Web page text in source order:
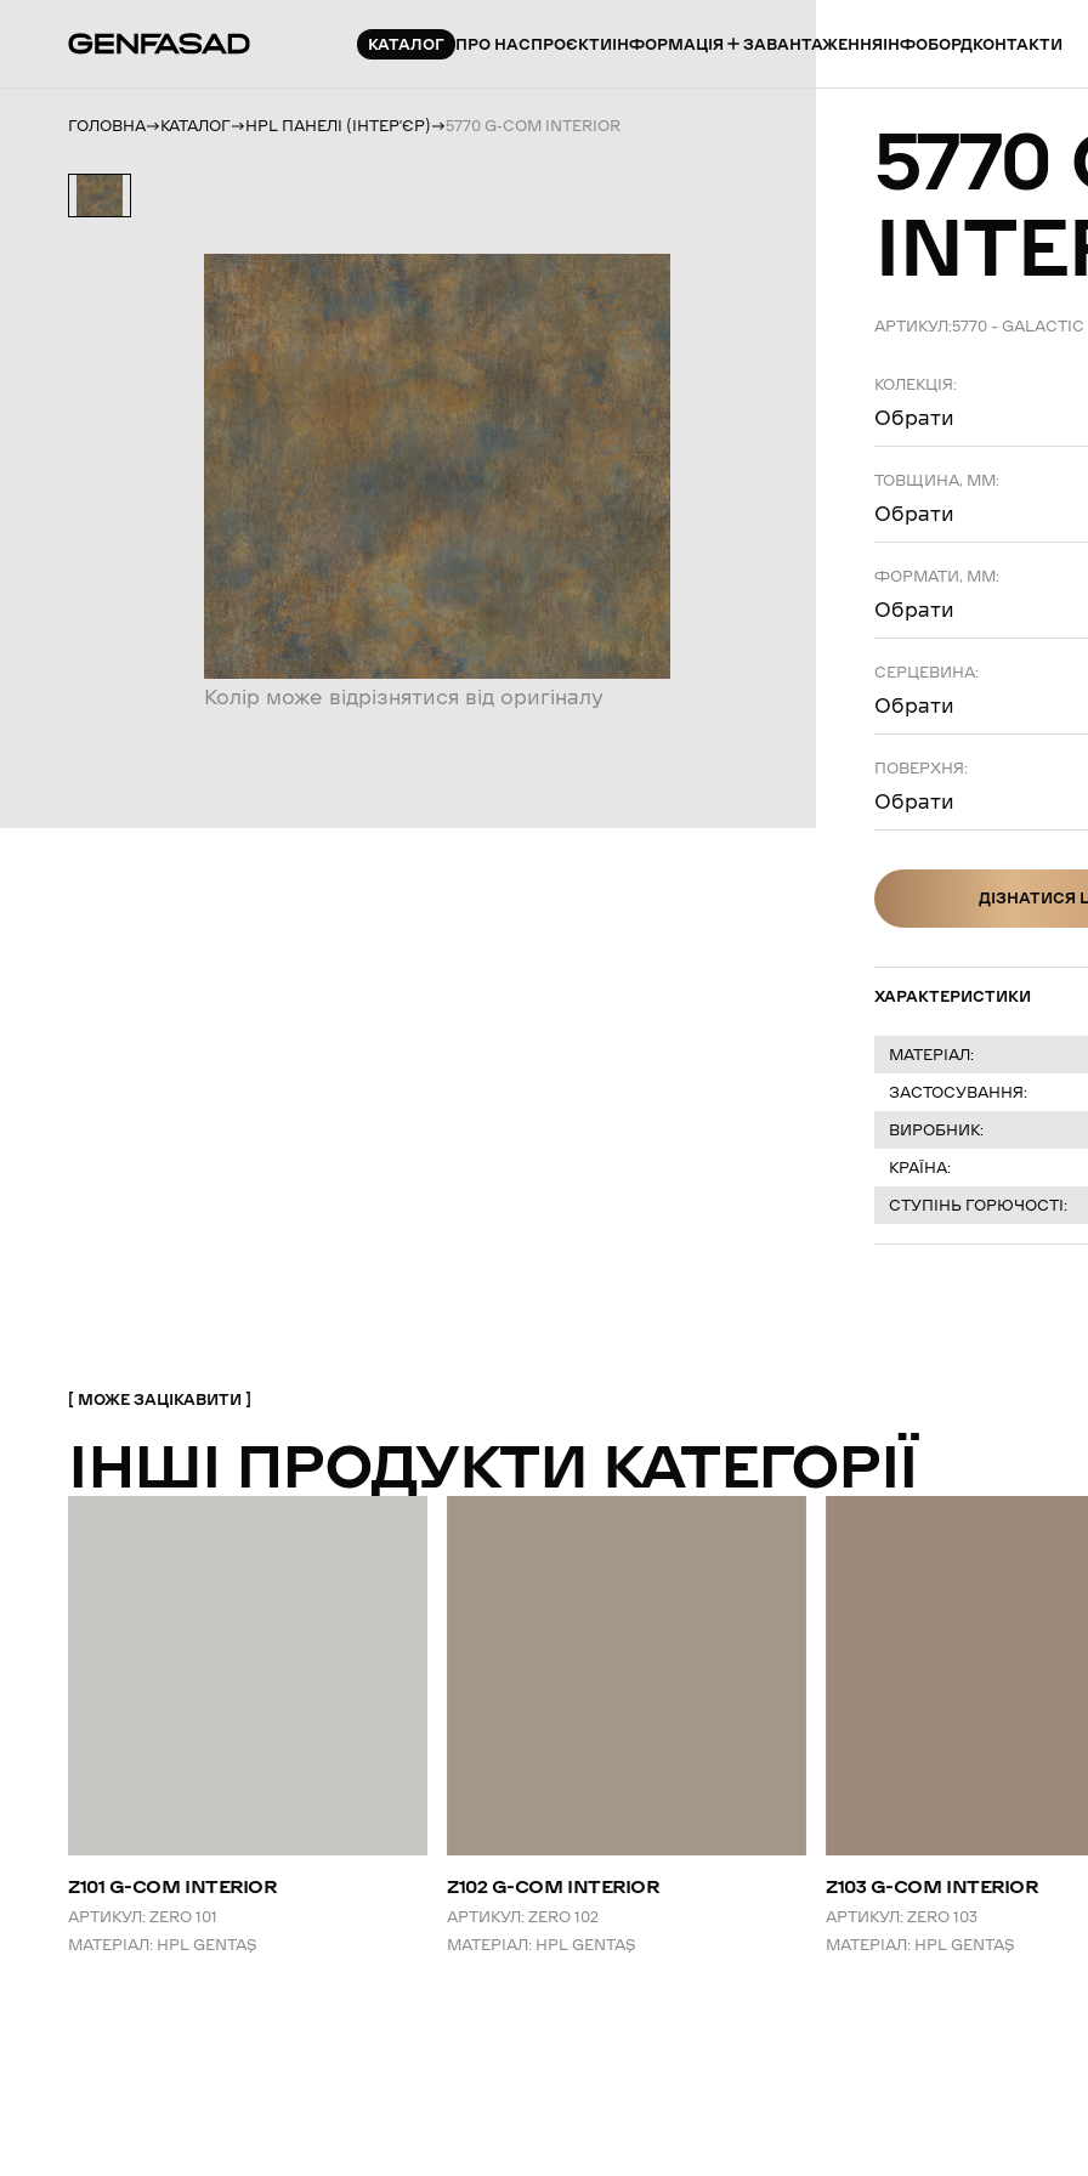
КАТАЛОГ ПРО НАСПРОЄКТИІНФОРМАЦІЯ ЗАВАНТАЖЕННЯІНФОБОРДКОНТАКТИ
ГОЛОВНА КАТАЛОГ HPL ПАНЕЛІ (ІНТЕРʼЄР) 5770 G-COM INTERIOR
Колір може відрізнятися від оригіналу
5770
АРТИКУЛ:5770 – GALACTIC
КОЛЕКЦІЯ:
Обрати
ТОВЩИНА, ММ:
Обрати
ФОРМАТИ, ММ:
Обрати
СЕРЦЕВИНА:
Обрати
ПОВЕРХНЯ:
Обрати
ДІЗНАТИСЯ
ХАРАКТЕРИСТИКИ
МАТЕРІАЛ:
ЗАСТОСУВАННЯ:
ВИРОБНИК:
КРАЇНА:
СТУПІНЬ ГОРЮЧОСТІ:
МОЖЕ ЗАЦІКАВИТИ
ІНШІ ПРОДУКТИ КАТЕГОРІЇ
Z101 G-COM INTERIOR
АРТИКУЛ: ZERO 101
МАТЕРІАЛ: HPL GENTAŞ
Z102 G-COM INTERIOR
АРТИКУЛ: ZERO 102
МАТЕРІАЛ: HPL GENTAŞ
Z103 G-COM INTERIOR
АРТИКУЛ: ZERO 103
МАТЕРІАЛ: HPL GENTAŞ